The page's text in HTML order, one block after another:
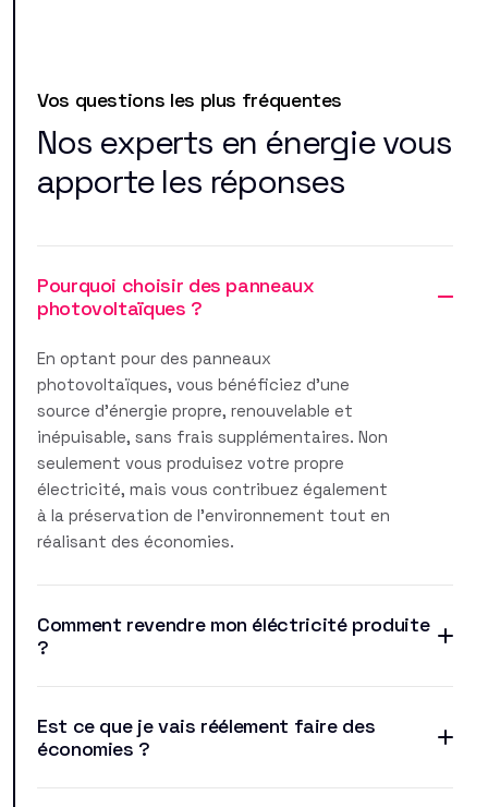
Vos questions les plus fréquentes
Nos experts en énergie vous
apporte les réponses
Pourquoi choisir des panneaux
photovoltaïques ?
En optant pour des panneaux
photovoltaïques, vous bénéficiez d'une
source d'énergie propre, renouvelable et
inépuisable, sans frais supplémentaires. Non
seulement vous produisez votre propre
électricité, mais vous contribuez également
à la préservation de l'environnement tout en
réalisant des économies.
Comment revendre mon éléctricité produite
?
Est ce que je vais réélement faire des
économies ?